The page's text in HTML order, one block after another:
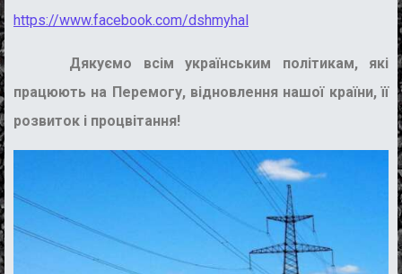
https://www.facebook.com/dshmyhal
Дякуємо всім українським політикам, які
працюють на Перемогу, відновлення нашої країни, її
розвиток і процвітання!